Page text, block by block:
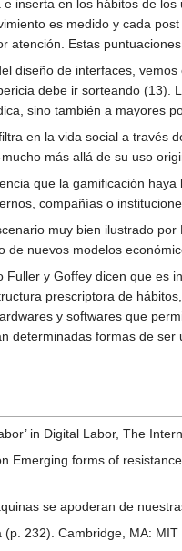
inserta en los hábitos de
es medido y cada
atención. Estas
diseño de interfaces,
debe ir sorteando
sino también a mayores
en la vida social a través
más allá de su uso
que la gamificación
compañías o
muy bien ilustrado
de nuevos modelos
Fuller y Goffey dicen que
prescriptora de
y softwares que
determinadas formas de
in Digital Labor, The
Emerging forms of
se apoderan de
232). Cambridge, MA: MIT